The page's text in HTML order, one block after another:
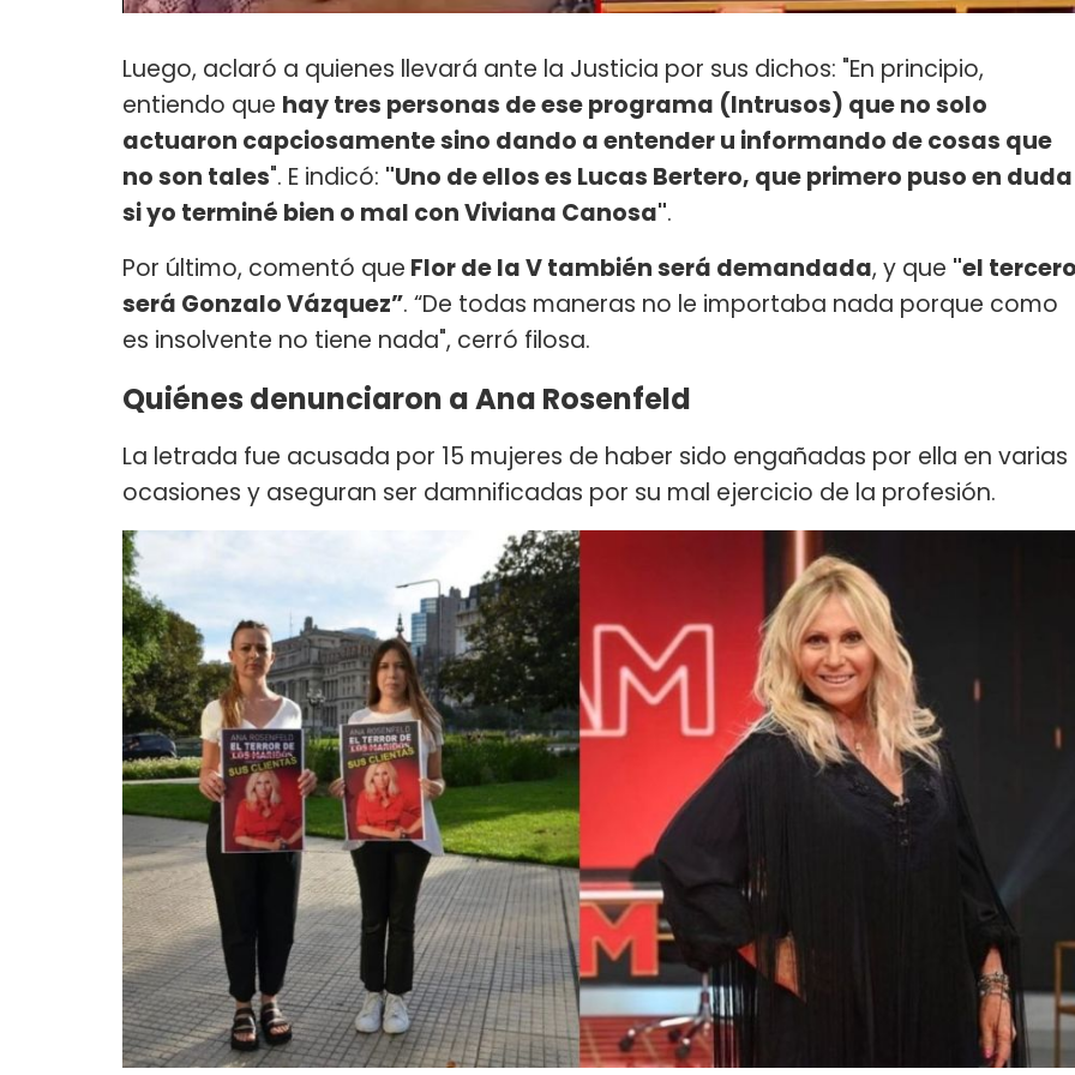
Luego, aclaró a quienes llevará ante la Justicia por sus dichos: "En principio,
entiendo que hay tres personas de ese programa (Intrusos) que no solo
actuaron capciosamente sino dando a entender u informando de cosas que
no son tales". E indicó: "Uno de ellos es Lucas Bertero, que primero puso en duda
si yo terminé bien o mal con Viviana Canosa".
Por último, comentó que Flor de la V también será demandada, y que "el
será Gonzalo Vázquez”. “De todas maneras no le importaba nada porque como
es insolvente no tiene nada", cerró filosa.
Quiénes denunciaron a Ana Rosenfeld
La letrada fue acusada por 15 mujeres de haber sido engañadas por ella en varias
ocasiones y aseguran ser damnificadas por su mal ejercicio de la profesión.